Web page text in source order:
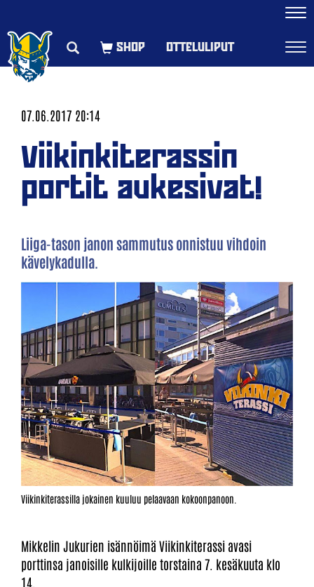
OTTELULIPUT
07.06.2017 20:14
Viikinkiterassin
portit aukesivat!
Liiga-tason janon sammutus onnistuu vihdoin
kävelykadulla.
Viikinkiterassilla jokainen kuuluu pelaavaan kokoonpanoon.
Mikkelin Jukurien isännöimä Viikinkiterassi avasi
porttinsa janoisille kulkijoille torstaina 7. kesäkuuta klo
14.